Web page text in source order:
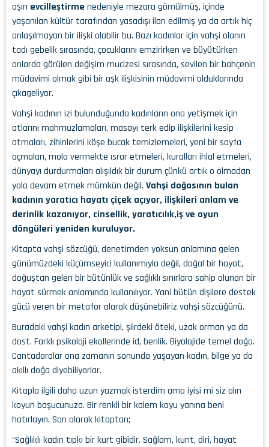
aşırı evcilleştirme nedeniyle mezara gömülmüş, içinde
yaşanılan kültür tarafından yasadışı ilan edilmiş ya da artık hiç
anlaşılmayan bir ilişki olabilir bu. Bazı kadınlar için vahşi olanın
tadı gebelik sırasında, çocuklarını emzirirken ve büyütürken
onlarda görülen değişim mucizesi sırasında, sevilen bir bahçenin
müdavimi olmak gibi bir aşk ilişkisinin müdavimi olduklarında
çıkageliyor.
Vahşi kadının izi bulunduğunda kadınların ona yetişmek için
atlarını mahmuzlamaları, masayı terk edip ilişkilerini kesip
atmaları, zihinlerini köşe bucak temizlemeleri, yeni bir sayfa
açmaları, mola vermekte ısrar etmeleri, kuralları ihlal etmeleri,
dünyayı durdurmaları alışıldık bir durum çünkü artık o olmadan
yola devam etmek mümkün değil. Vahşi doğasının bulan
kadının yaratıcı hayatı çiçek açıyor, ilişkileri anlam ve
derinlik kazanıyor, cinsellik, yaratıcılık,iş ve oyun
döngüleri yeniden kuruluyor.
Kitapta vahşi sözcüğü, denetimden yoksun anlamına gelen
günümüzdeki küçümseyici kullanımıyla değil, doğal bir hayat,
doğuştan gelen bir bütünlük ve sağlıklı sınırlara sahip olunan bir
hayat sürmek anlamında kullanılıyor. Yani bütün dişilere destek
gücü veren bir metafor olarak düşünebiliriz vahşi sözcüğünü.
Buradaki vahşi kadın arketipi, şiirdeki öteki, uzak orman ya da
dost. Farklı psikoloji ekollerinde id, benlik. Biyolojide temel doğa.
Cantadoralar ona zamanın sonunda yaşayan kadın, bilge ya da
akıllı doğa diyebiliyorlar.
Kitapla ilgili daha uzun yazmak isterdim ama iyisi mi siz alın
koyun başucunuza. Bir renkli bir kalem koyu yanına beni
hatırlayın. Son olarak kitaptan;
“Sağlıklı kadın tıpkı bir kurt gibidir. Sağlam, kunt, diri, hayat